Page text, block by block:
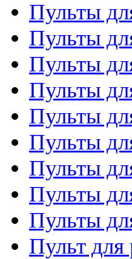
Пульты
Пульты
Пульты
Пульты
Пульты
Пульты
Пульты
Пульты
Пульты
Пульт для